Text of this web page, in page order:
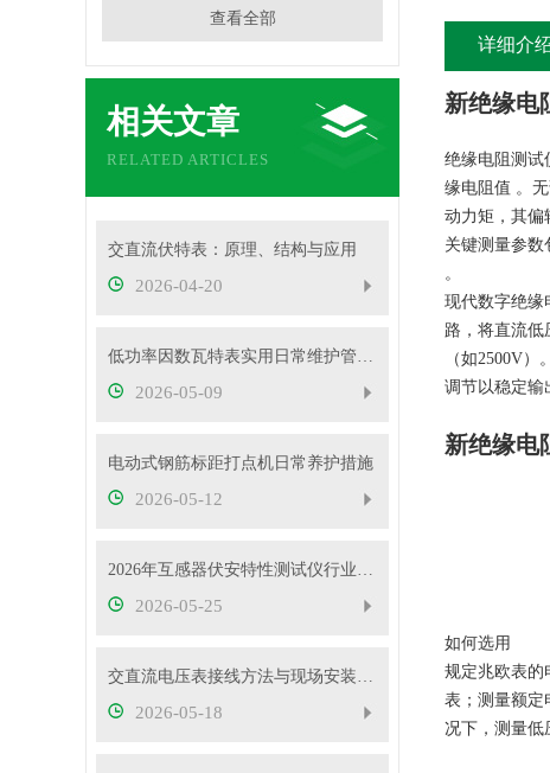
查看全部
相关文章
RELATED ARTICLES
交直流伏特表：原理、结构与应用
2026-04-20
低功率因数瓦特表实用日常维护管控措施
2026-05-09
电动式钢筋标距打点机日常养护措施
2026-05-12
2026年互感器伏安特性测试仪行业发展概况
2026-05-25
交直流电压表接线方法与现场安装实操教程
2026-05-18
详细介
新绝缘电
绝缘电阻测试
缘电阻值 。
动力矩，其偏
关键测量参数
。
现代数字绝缘
路，将直流低
（如2500V
调节以稳定输
新绝缘电
如何选用
规定兆欧表的
表；测量额定
况下，测量低